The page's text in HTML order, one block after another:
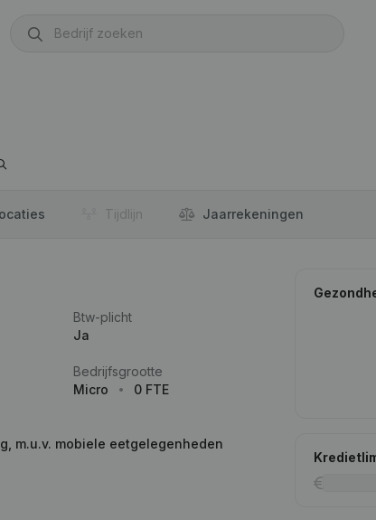
Tijdlijn Jaar­rekeningen
Btw-plicht
Ja
Bedrijfsgrootte
Micro
0 FTE
m.u.v. mobiele eetgelegenheden